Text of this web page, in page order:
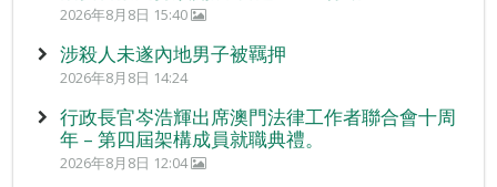
2026年8月8日 15:40
涉殺人未遂內地男子被羈押
2026年8月8日 14:24
行政長官岑浩輝出席澳門法律工作者聯合會十周
年 – 第四屆架構成員就職典禮。
2026年8月8日 12:04